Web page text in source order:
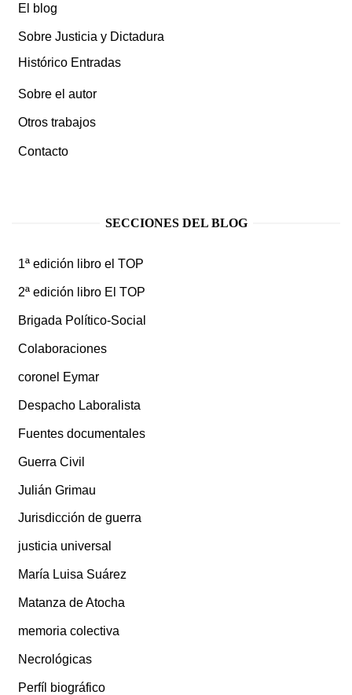
El blog
Sobre Justicia y Dictadura
Histórico Entradas
Sobre el autor
Otros trabajos
Contacto
SECCIONES DEL BLOG
1ª edición libro el TOP
2ª edición libro El TOP
Brigada Político-Social
Colaboraciones
coronel Eymar
Despacho Laboralista
Fuentes documentales
Guerra Civil
Julián Grimau
Jurisdicción de guerra
justicia universal
María Luisa Suárez
Matanza de Atocha
memoria colectiva
Necrológicas
Perfíl biográfico